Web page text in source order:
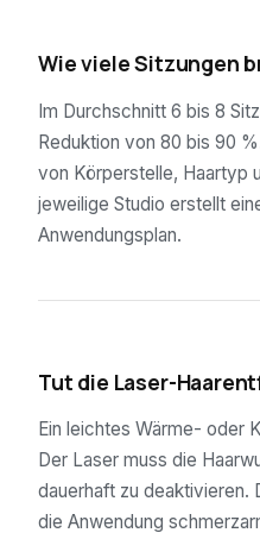
Wie viele Sitzungen
Im Durchschnitt 6 bis 8
Reduktion von 80 bis 90
von Körperstelle, Haartyp
jeweilige Studio erstellt
Anwendungsplan.
Tut die Laser-
Ein leichtes Wärme- oder
Der Laser muss die
dauerhaft zu deaktivieren.
die Anwendung